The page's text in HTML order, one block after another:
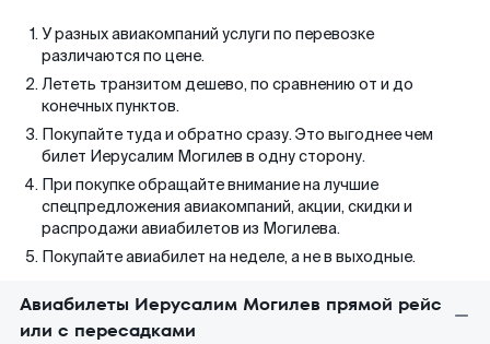
У разных авиакомпаний услуги по перевозке
различаются по цене.
Лететь транзитом дешево, по сравнению от и до
конечных пунктов.
Покупайте туда и обратно сразу. Это выгоднее чем
билет Иерусалим Могилев в одну сторону.
При покупке обращайте внимание на лучшие
спецпредложения авиакомпаний, акции, скидки и
распродажи авиабилетов из Могилева.
Покупайте авиабилет на неделе, а не в выходные.
Авиабилеты Иерусалим Могилев прямой рейс
или с пересадками